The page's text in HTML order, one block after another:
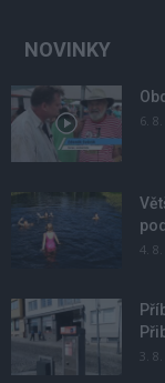
NOVINKY
6.
4.
3.